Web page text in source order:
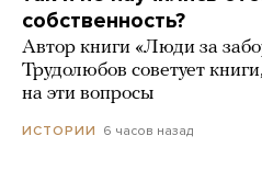
собственность?
Автор книги «Люди за
Трудолюбов советует
на эти вопросы
ИСТОРИИ 6 часов назад